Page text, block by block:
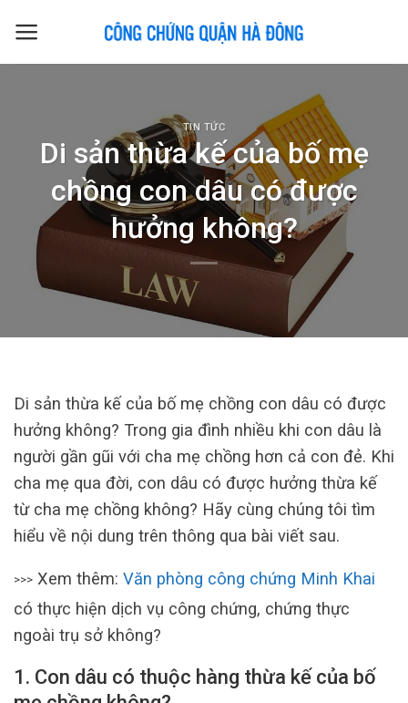
TIN TỨC
Di sản thừa kế của bố mẹ
chồng con dâu có được
hưởng không?
Di sản thừa kế của bố mẹ chồng con dâu có được
hưởng không? Trong gia đình nhiều khi con dâu là
người gần gũi với cha mẹ chồng hơn cả con đẻ. Khi
cha mẹ qua đời, con dâu có được hưởng thừa kế
từ cha mẹ chồng không? Hãy cùng chúng tôi tìm
hiểu về nội dung trên thông qua bài viết sau.
>>> Xem thêm: Văn phòng công chứng Minh Khai
có thực hiện dịch vụ công chứng, chứng thực
ngoài trụ sở không?
1. Con dâu có thuộc hàng thừa kế của bố